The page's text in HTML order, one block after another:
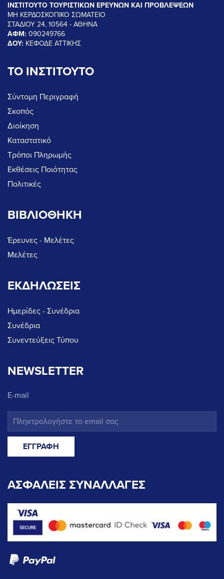
ΙΝΣΤΙΤΟΥΤΟ ΤΟΥΡΙΣΤΙΚΩΝ ΕΡΕΥΝΩΝ ΚΑΙ ΠΡΟΒΛΕΨΕΩΝ
ΜΗ ΚΕΡΔΟΣΚΟΠΙΚΟ ΣΩΜΑΤΕΙΟ
ΣΤΑΔΙΟΥ 24, 10564 - ΑΘΗΝΑ
ΑΦΜ: 090249766
ΔΟΥ: ΚΕΦΟΔΕ ΑΤΤΙΚΗΣ
ΤΟ ΙΝΣΤΙΤΟΥΤΟ
Σύντομη Περιγραφή
Σκοπός
Διοίκηση
Καταστατικό
Τρόποι Πληρωμής
Εκθέσεις Ποιότητας
Πολιτικές
ΒΙΒΛΙΟΘΗΚΗ
Έρευνες - Μελέτες
Μελέτες
ΕΚΔΗΛΩΣΕΙΣ
Ημερίδες - Συνέδρια
Συνέδρια
Συνεντεύξεις Τύπου
NEWSLETTER
E-mail
ΑΣΦΑΛΕΙΣ ΣΥΝΑΛΛΑΓΕΣ